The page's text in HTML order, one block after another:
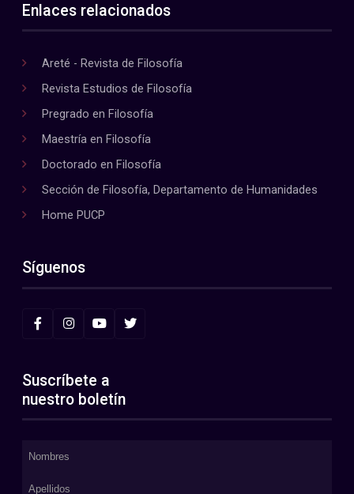
Enlaces relacionados
Areté - Revista de Filosofía
Revista Estudios de Filosofía
Pregrado en Filosofía
Maestría en Filosofía
Doctorado en Filosofía
Sección de Filosofía, Departamento de Humanidades
Home PUCP
Síguenos
Suscríbete a
nuestro boletín